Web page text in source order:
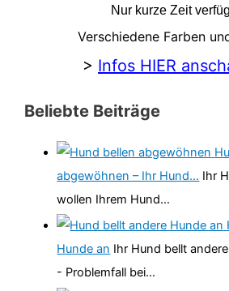
Nur kurze Zeit
Verschiedene Farben
> Infos HIER
Beliebte Beiträge
abgewöhnen – Ihr Hund… Ihr
wollen Ihrem Hund…
Hunde an Ihr Hund bellt
- Problemfall bei…